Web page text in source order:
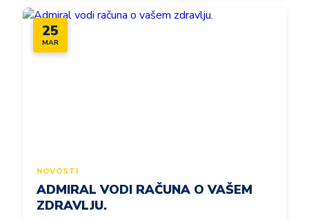
25
MAR
NOVOSTI
ADMIRAL VODI RAČUNA O VAŠEM
ZDRAVLJU.